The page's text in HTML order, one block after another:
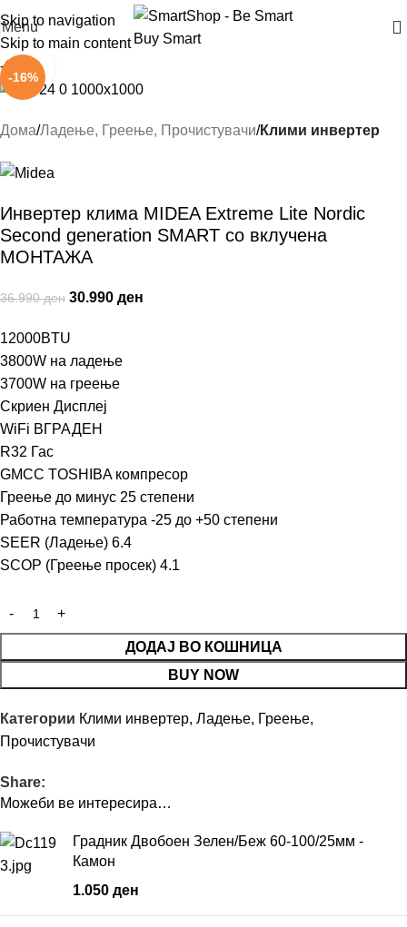
Skip to navigation
Skip to main content
Menu
-16%
-16%
Дома Ладење, Греење, Прочистувачи Клими инвертер
Инвертер клима MIDEA Extreme Lite Nordic
Second generation SMART со вклучена
МОНТАЖА
36.990ден 30.990 ден
12000BTU
3800W на ладење
3700W на греење
Скриен Дисплеј
WiFi ВГРАДЕН
R32 Гас
GMCC TOSHIBA компресор
Греење до минус 25 степени
Работна температура -25 до +50 степени
SEER (Ладење) 6.4
SCOP (Греење просек) 4.1
ДОДАЈ ВО КОШНИЦА
BUY NOW
Категории Клими инвертер, Ладење, Греење,
Прочистувачи
Share:
Можеби ве интересира…
Градник Двобоен Зелен/Беж 60-100/25мм -
Камон
1.050 ден